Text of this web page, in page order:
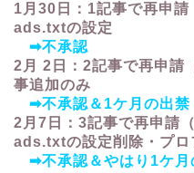
1月30日：1記事で再申請
ads.txtの設定
➡不承認
2月 2日：2記事で再申請
事追加のみ
➡不承認＆1ケ月の出禁
2月7日：3記事で再申請
ads.txtの設定削除・プロ
➡不承認＆やはり1ケ月